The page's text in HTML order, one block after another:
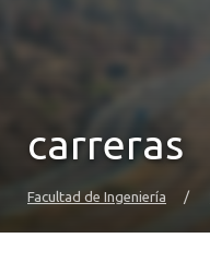
carreras
Facultad de Ingeniería /